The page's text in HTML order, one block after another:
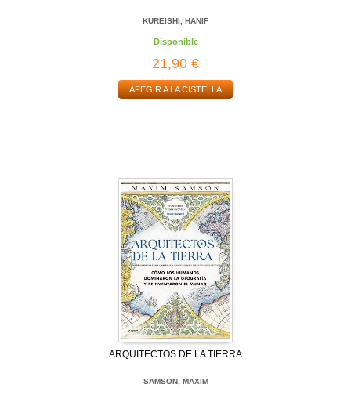
KUREISHI, HANIF
Disponible
21,90 €
AFEGIR A LA CISTELLA
ARQUITECTOS DE LA TIERRA
SAMSON, MAXIM